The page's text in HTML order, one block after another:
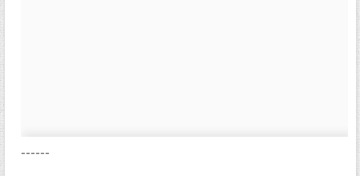
------